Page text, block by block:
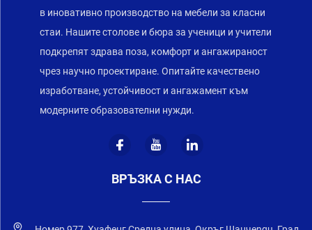
в иновативно производство на мебели за класни
стаи. Нашите столове и бюра за ученици и учители
подкрепят здрава поза, комфорт и ангажираност
чрез научно проектиране. Опитайте качествено
изработване, устойчивост и ангажамент към
модерните образователни нужди.
ВРЪЗКА С НАС